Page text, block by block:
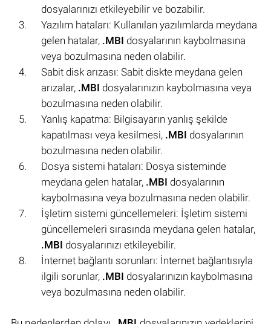
dosyalarınızı etkileyebilir ve bozabilir.
Yazılım hataları: Kullanılan yazılımlarda meydana
gelen hatalar, .MBI dosyalarının kaybolmasına
veya bozulmasına neden olabilir.
Sabit disk arızası: Sabit diskte meydana gelen
arızalar, .MBI dosyalarınızın kaybolmasına veya
bozulmasına neden olabilir.
Yanlış kapatma: Bilgisayarın yanlış şekilde
kapatılması veya kesilmesi, .MBI dosyalarının
bozulmasına neden olabilir.
Dosya sistemi hataları: Dosya sisteminde
meydana gelen hatalar, .MBI dosyalarının
kaybolmasına veya bozulmasına neden olabilir.
İşletim sistemi güncellemeleri: İşletim sistemi
güncellemeleri sırasında meydana gelen hatalar,
.MBI dosyalarınızı etkileyebilir.
İnternet bağlantı sorunları: İnternet bağlantısıyla
ilgili sorunlar, .MBI dosyalarınızın kaybolmasına
veya bozulmasına neden olabilir.